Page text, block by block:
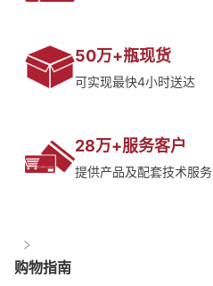
50万+瓶现货
可实现最快4小时送达
28万+服务客户
提供产品及配套技术服务
购物指南